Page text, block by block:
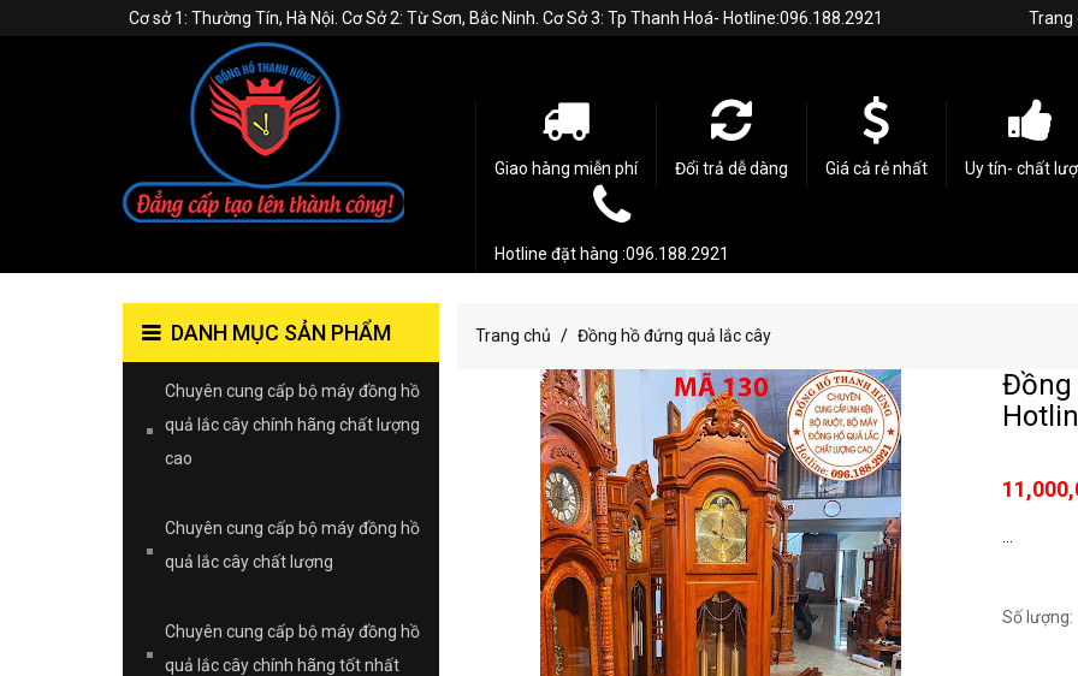
Trang
Cơ sở 1: Thường Tín, Hà Nội. Cơ Sở 2: Từ Sơn, Bắc Ninh. Cơ Sở 3: Tp Thanh Hoá- Hotline:096.188.2921
Giao hàng miễn phí Đổi trả dễ dàng Giá cả rẻ nhất Uy tín- chất
Hotline đặt hàng :096.188.2921
Trang chủ Đồng hồ đứng quả lắc cây
Đồng
Số lượng:
DANH MỤC SẢN PHẨM
Chuyên cung cấp bộ máy đồng hồ
quả lắc cây chính hãng chất lượng
cao
Chuyên cung cấp bộ máy đồng hồ
quả lắc cây chất lượng
Chuyên cung cấp bộ máy đồng hồ
quả lắc cây chính hãng tốt nhất